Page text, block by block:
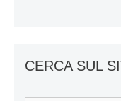
CERCA SUL